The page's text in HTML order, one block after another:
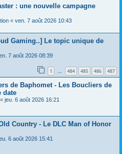
: une nouvelle campagne
« ven. 7 août 2026 10:43
Gaming..] Le topic unique de
7 août 2026 08:39
1 … 484 485 486 487
de Baphomet - Les Boucliers de
date
« jeu. 6 août 2026 16:21
Country - Le DLC Man of Honor
6 août 2026 15:41